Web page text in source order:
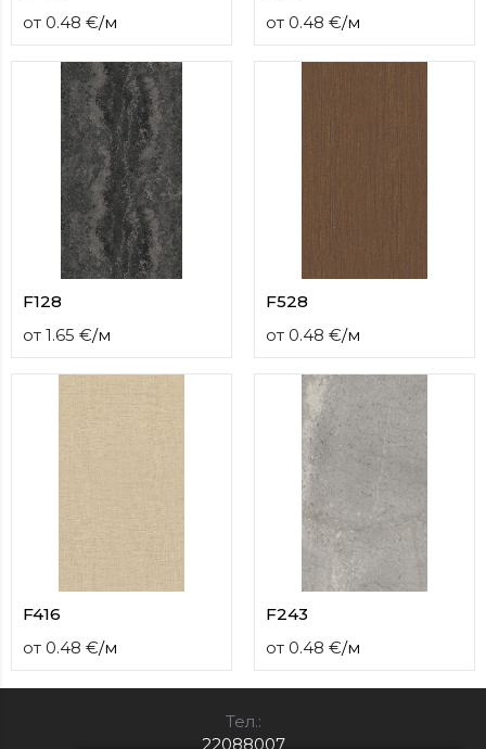
от 0.48 €/м
от 0.48 €/м
F128
от 1.65 €/м
F528
от 0.48 €/м
F416
от 0.48 €/м
F243
от 0.48 €/м
Тел.:
22088007